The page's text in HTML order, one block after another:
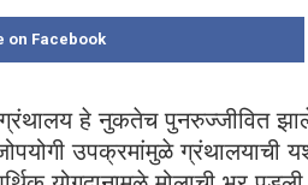
on Facebook
हे नुकतेच पुनरुज्जीवित
उपक्रमांमुळे